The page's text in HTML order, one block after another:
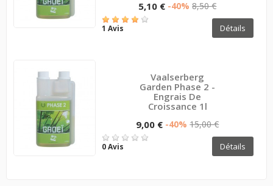
5,10 € -40% 8,50 €
1 Avis Détails
Vaalserberg
Garden Phase 2 -
Engrais De
Croissance 1l
9,00 € -40% 15,00 €
0 Avis Détails